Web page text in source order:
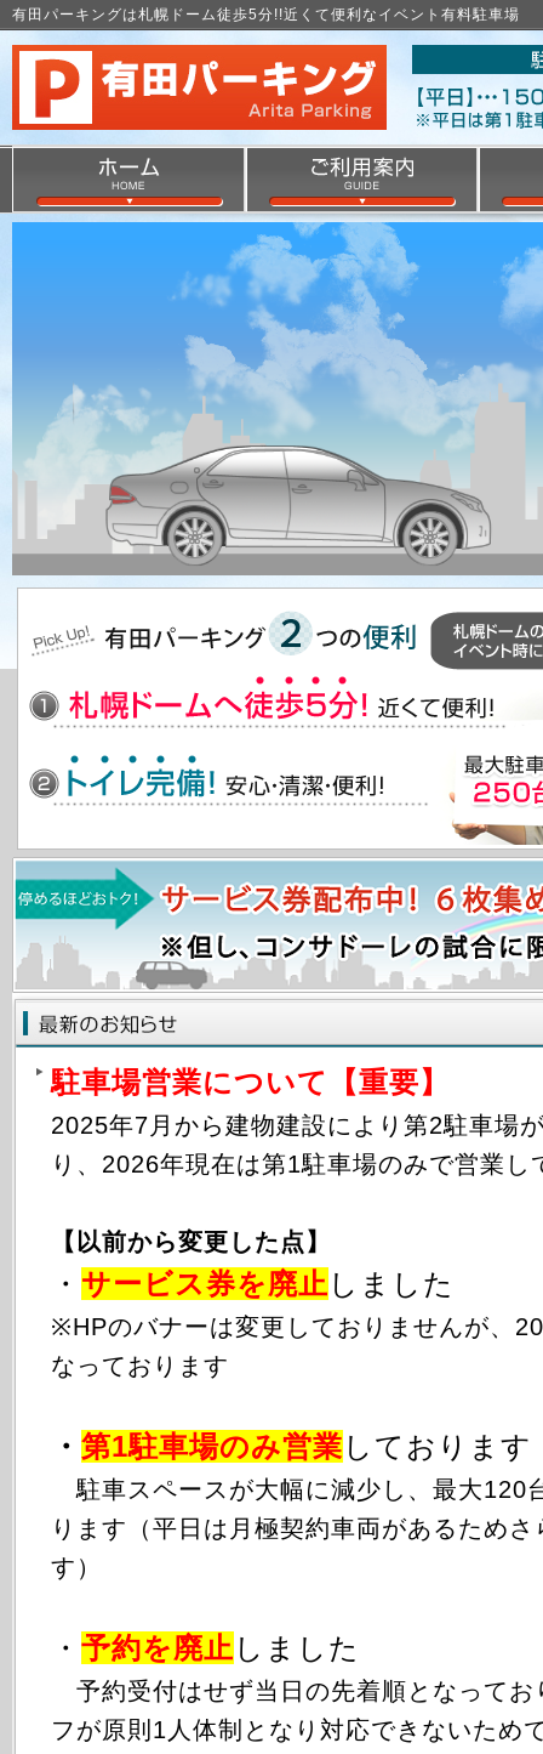
有田パーキングは札幌ドーム徒歩5分!!近くて便利なイベント有料駐車場
駐車場営業について【重要】
2025年7月から建物建設により第2駐車場
り、2026年現在は第1駐車場のみで営業し
【以前から変更した点】
・ サービス券を廃止 しました
※HPのバナーは変更しておりませんが、
なっております
・ 第1駐車場のみ営業 しております
駐車スペースが大幅に減少し、最大120
ります（平日は月極契約車両があるため
す）
・ 予約を廃止 しました
予約受付はせず当日の先着順となってお
フが原則1人体制となり対応できないため